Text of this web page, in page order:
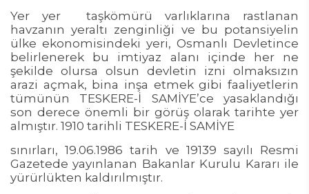
Yer yer taşkömürü varlıklarına rastlanan
havzanın yeraltı zenginliği ve bu potansiyelin
ülke ekonomisindeki yeri, Osmanlı Devletince
belirlenerek bu imtiyaz alanı içinde her ne
şekilde olursa olsun devletin izni olmaksızın
arazi açmak, bina inşa etmek gibi faaliyetlerin
tümünün TESKERE-İ SAMİYE’ce yasaklandığı
son derece önemli bir görüş olarak tarihte yer
almıştır. 1910 tarihli TESKERE-İ SAMİYE
sınırları, 19.06.1986 tarih ve 19139 sayılı Resmi
Gazetede yayınlanan Bakanlar Kurulu Kararı ile
yürürlükten kaldırılmıştır.